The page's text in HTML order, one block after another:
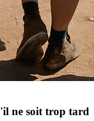
ne soit trop tard